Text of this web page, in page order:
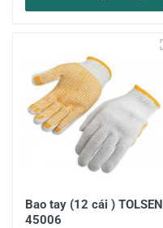
Bao tay (12 cái ) TOLSEN
45006